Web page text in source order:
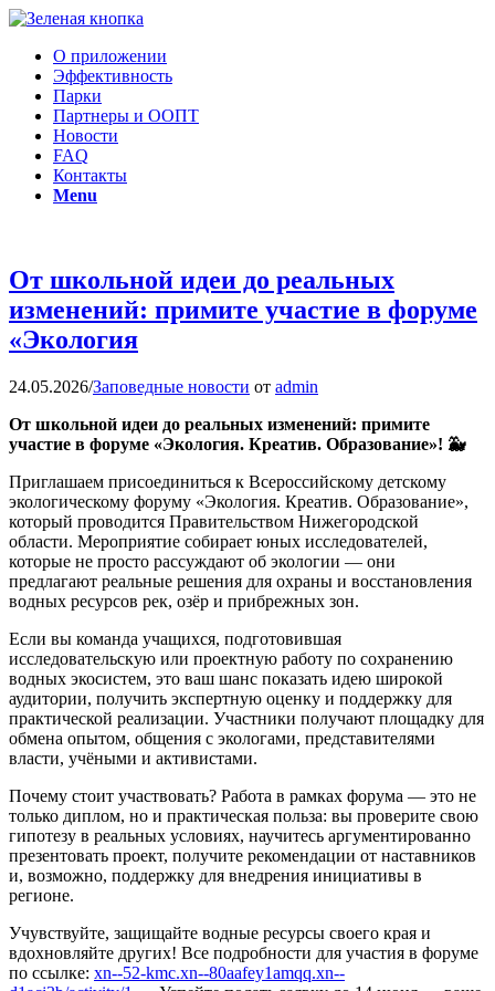
О приложении
Эффективность
Парки
Партнеры и ООПТ
Новости
FAQ
Контакты
Menu
От школьной идеи до реальных
изменений: примите участие в форуме
«Экология
24.05.2026/Заповедные новости от admin
От школьной идеи до реальных изменений: примите
участие в форуме «Экология. Креатив. Образование»! 🐳
Приглашаем присоединиться к Всероссийскому детскому
экологическому форуму «Экология. Креатив. Образование»,
который проводится Правительством Нижегородской
области. Мероприятие собирает юных исследователей,
которые не просто рассуждают об экологии — они
предлагают реальные решения для охраны и восстановления
водных ресурсов рек, озёр и прибрежных зон.
Если вы команда учащихся, подготовившая
исследовательскую или проектную работу по сохранению
водных экосистем, это ваш шанс показать идею широкой
аудитории, получить экспертную оценку и поддержку для
практической реализации. Участники получают площадку для
обмена опытом, общения с экологами, представителями
власти, учёными и активистами.
Почему стоит участвовать? Работа в рамках форума — это не
только диплом, но и практическая польза: вы проверите свою
гипотезу в реальных условиях, научитесь аргументированно
презентовать проект, получите рекомендации от наставников
и, возможно, поддержку для внедрения инициативы в
регионе.
Учувствуйте, защищайте водные ресурсы своего края и
вдохновляйте других! Все подробности для участия в форуме
по ссылке: xn--52-kmc.xn--80aafey1amqq.xn--